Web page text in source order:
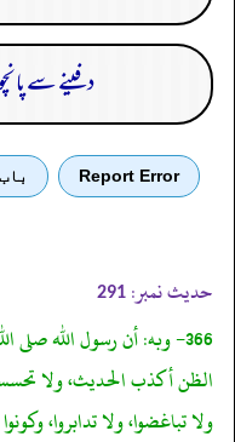
دفینے سے
Report Error
حدیث نمبر: 291
366- وبه: أن رسول الله
الظن أكذب الحديث، ولا
ولا تباغضوا، ولا تدابروا،